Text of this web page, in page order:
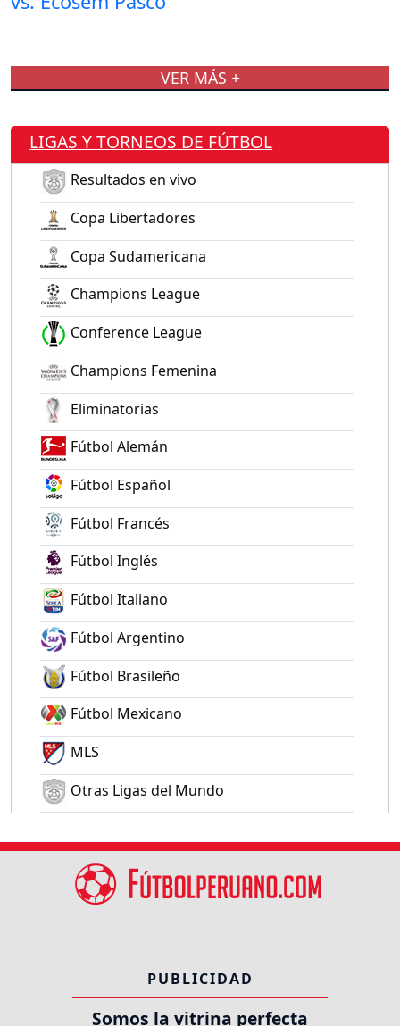
VER MÁS +
LIGAS Y TORNEOS DE FÚTBOL
Resultados en vivo
Copa Libertadores
Copa Sudamericana
Champions League
Conference League
Champions Femenina
Eliminatorias
Fútbol Alemán
Fútbol Español
Fútbol Francés
Fútbol Inglés
Fútbol Italiano
Fútbol Argentino
Fútbol Brasileño
Fútbol Mexicano
MLS
Otras Ligas del Mundo
PUBLICIDAD
Somos la vitrina perfecta